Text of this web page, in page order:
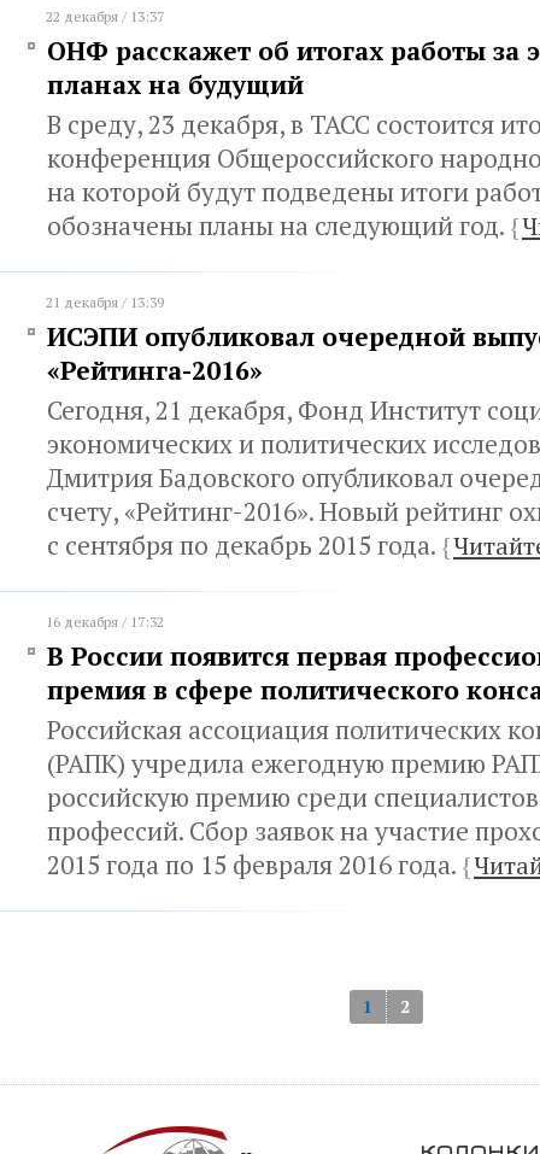
22 декабря / 13:37
ОНФ расскажет об итогах работы за
планах на будущий
В среду, 23 декабря, в ТАСС состоится
конференция Общероссийского
на которой будут подведены итоги
обозначены планы на следующий год. {
21 декабря / 13:39
ИСЭПИ опубликовал очередной
«Рейтинга-2016»
Сегодня, 21 декабря, Фонд Институт
экономических и политических
Дмитрия Бадовского опубликовал
счету, «Рейтинг-2016». Новый рейтинг
с сентября по декабрь 2015 года. {
16 декабря / 17:32
В России появится первая
премия в сфере политического
Российская ассоциация политических
(РАПК) учредила ежегодную премию
российскую премию среди
профессий. Сбор заявок на участие
2015 года по 15 февраля 2016 года. {
1 2